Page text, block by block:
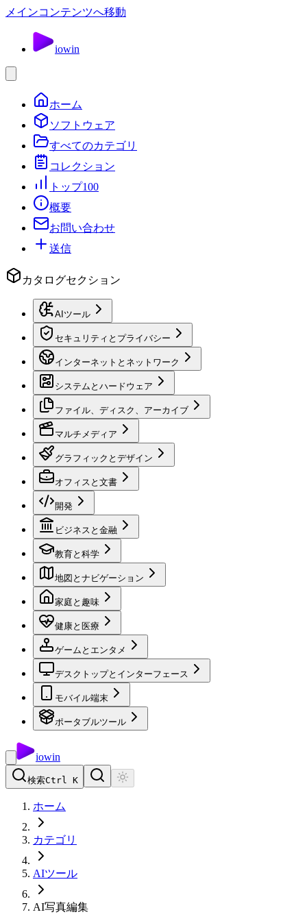
メインコンテンツへ移動
iowin
ホーム
ソフトウェア
すべてのカテゴリ
コレクション
トップ100
概要
お問い合わせ
送信
カタログセクション
AIツール
セキュリティとプライバシー
インターネットとネットワーク
システムとハードウェア
ファイル、ディスク、アーカイブ
マルチメディア
グラフィックとデザイン
オフィスと文書
開発
ビジネスと金融
教育と科学
地図とナビゲーション
家庭と趣味
健康と医療
ゲームとエンタメ
デスクトップとインターフェース
モバイル端末
ポータブルツール
iowin
検索Ctrl K
ホーム
カテゴリ
AIツール
AI写真編集